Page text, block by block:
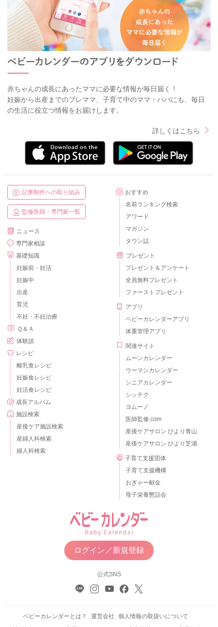
赤ちゃんの成長にあったママに必要な情報が毎日届く！
妊娠から出産までのプレママ、子育て中のママ・パパにも、毎日
の生活に役立つ情報をお届けします。
詳しくはこちら
記事制作への取り組み
監修医師・専門家一覧
ニュース
専門家相談
基礎知識
妊娠前・妊活
妊娠中
出産
育児
不妊・不妊治療
Ｑ＆Ａ
体験談
レシピ
離乳食レシピ
妊娠食レシピ
妊活食レシピ
成長アルバム
施設検索
産後ケア施設検索
産婦人科検索
婦人科検索
おすすめ
名前ランキング検索
アワード
マガジン
タウン誌
プレゼント
プレゼント＆アンケート
全員無料プレゼント
ファーストプレゼント
アプリ
ベビーカレンダーアプリ
体重管理アプリ
関連サイト
ムーンカレンダー
ウーマンカレンダー
シニアカレンダー
シッテク
ヨムーノ
医師監修.com
産後ケアサロン ひより青山
産後ケアサロン ひより芝浦
子育て支援団体
子育て支援機構
おぎゃー献金
母子栄養懇話会
ログイン／新規登録
公式SNS
ベビーカレンダーとは？ 運営会社
個人情報の取扱いについて